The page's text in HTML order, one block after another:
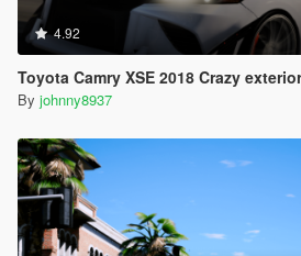
4.92
Toyota Camry XSE 2018 Crazy exterior
By johnny8937